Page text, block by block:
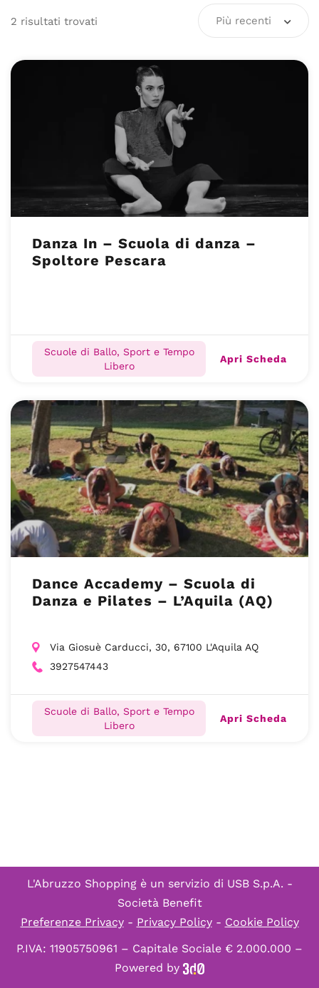
2 risultati trovati Più recenti
Danza In – Scuola di danza –
Spoltore Pescara
Scuole di Ballo, Sport e Tempo
Libero
Apri Scheda
Dance Accademy – Scuola di
Danza e Pilates – L’Aquila (AQ)
Via Giosuè Carducci, 30, 67100 L'Aquila AQ
3927547443
Scuole di Ballo, Sport e Tempo
Libero
Apri Scheda
L'Abruzzo Shopping è un servizio di USB S.p.A. -
Società Benefit
Preferenze Privacy- Privacy Policy- Cookie Policy
P.IVA: 11905750961 – Capitale Sociale € 2.000.000 –
Powered by